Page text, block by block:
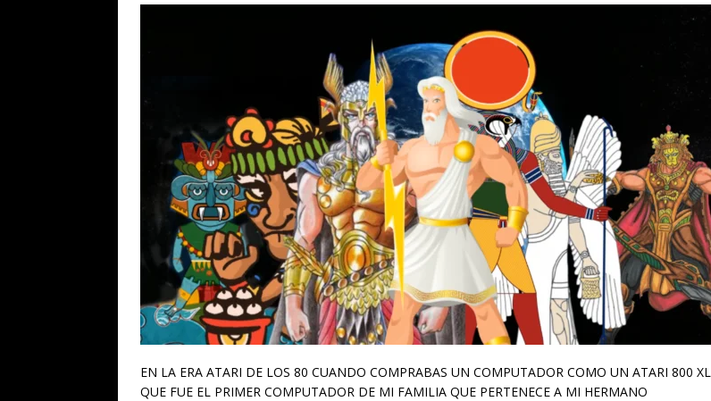
❅
EN LA ERA ATARI DE LOS 80 CUANDO COMPRABAS UN COMPUTADOR COMO UN ATARI 800 XL
QUE FUE EL PRIMER COMPUTADOR DE MI FAMILIA QUE PERTENECE A MI HERMANO